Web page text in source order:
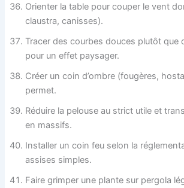
Orienter la table pour couper le vent
claustra, canisses).
Tracer des courbes douces plutôt que
pour un effet paysager.
Créer un coin d’ombre (fougères,
permet.
Réduire la pelouse au strict utile et
en massifs.
Installer un coin feu selon la
assises simples.
Faire grimper une plante sur pergola